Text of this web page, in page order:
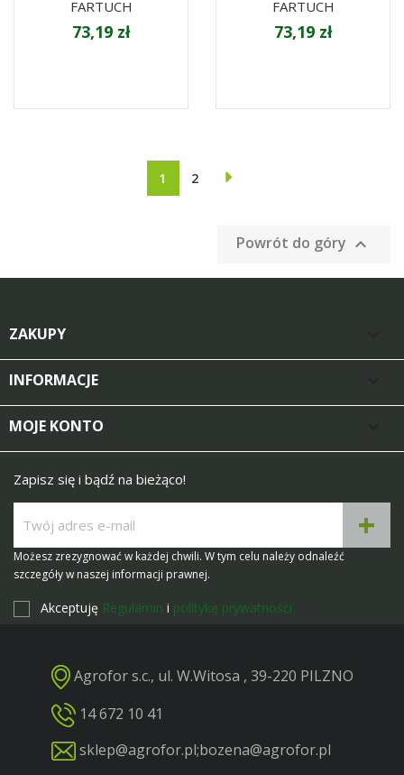
FARTUCH
73,19 zł
FARTUCH
73,19 zł
1 2
Powrót do góry 
ZAKUPY
INFORMACJE
MOJE KONTO
Zapisz się i bądź na bieżąco!
Możesz zrezygnować w każdej chwili. W tym celu należy odnaleźć
szczegóły w naszej informacji prawnej.
Akceptuję Regulamin i politykę prywatności
Agrofor s.c., ul. W.Witosa , 39-220 PILZNO
14 672 10 41
sklep@agrofor.pl;bozena@agrofor.pl